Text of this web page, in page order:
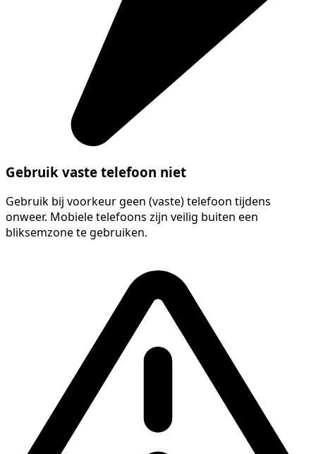
Gebruik vaste telefoon niet
Gebruik bij voorkeur geen (vaste) telefoon tijdens
onweer. Mobiele telefoons zijn veilig buiten een
bliksemzone te gebruiken.